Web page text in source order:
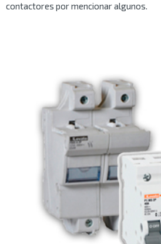
contactores por mencionar algunos.